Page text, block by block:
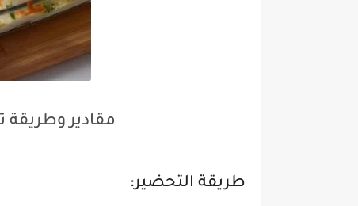
مقادير وطريقة
طريقة التحضير: